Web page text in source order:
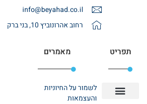
info@beyahad.co.il
רחוב אהרונוביץ 10, בני ברק
תפריט מאמרים
לשמור על החיוניות
והעצמאות